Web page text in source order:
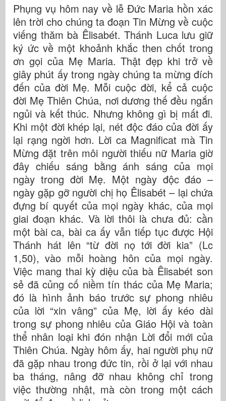
Phụng vụ hôm nay về lễ Đức Maria hồn xác
lên trời cho chúng ta đoạn Tin Mừng về cuộc
viếng thăm bà Êlisabét. Thánh Luca lưu giữ
ký ức về một khoảnh khắc then chốt trong
ơn gọi của Mẹ Maria. Thật đẹp khi trở về
giây phút ấy trong ngày chúng ta mừng đích
đến của đời Mẹ. Mỗi cuộc đời, kể cả cuộc
đời Mẹ Thiên Chúa, nơi dương thế đều ngắn
ngủi và kết thúc. Nhưng không gì bị mất đi.
Khi một đời khép lại, nét độc đáo của đời ấy
lại rạng ngời hơn. Lời ca Magnificat mà Tin
Mừng đặt trên môi người thiếu nữ Maria giờ
đây chiếu sáng bằng ánh sáng của mọi
ngày trong đời Mẹ. Một ngày độc đáo –
ngày gặp gỡ người chị họ Êlisabét – lại chứa
đựng bí quyết của mọi ngày khác, của mọi
giai đoạn khác. Và lời thôi là chưa đủ: cần
một bài ca, bài ca ấy vẫn tiếp tục được Hội
Thánh hát lên “từ đời nọ tới đời kia” (Lc
1,50), vào mỗi hoàng hôn của mọi ngày.
Việc mang thai kỳ diệu của bà Êlisabét son
sẻ đã củng cố niềm tín thác của Mẹ Maria;
đó là hình ảnh báo trước sự phong nhiêu
của lời “xin vâng” của Mẹ, lời ấy kéo dài
trong sự phong nhiêu của Giáo Hội và toàn
thể nhân loại khi đón nhận Lời đổi mới của
Thiên Chúa. Ngày hôm ấy, hai người phụ nữ
đã gặp nhau trong đức tin, rồi ở lại với nhau
ba tháng, nâng đỡ nhau không chỉ trong
việc thường nhật, mà còn trong một cách